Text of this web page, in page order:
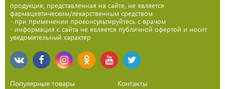
продукция, представленная на сайте, не является
фармацевтическим/лекарственным средством
- при применении проконсультируйтесь с врачом
- информация с сайта не является публичной офертой и носит
уведомительный характер
Популярные товары
Контакты